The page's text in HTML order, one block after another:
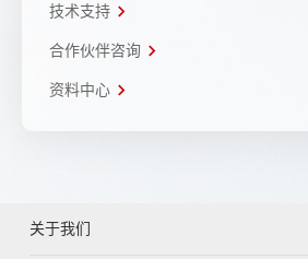
技术支持
合作伙伴咨询
资料中心
关于我们